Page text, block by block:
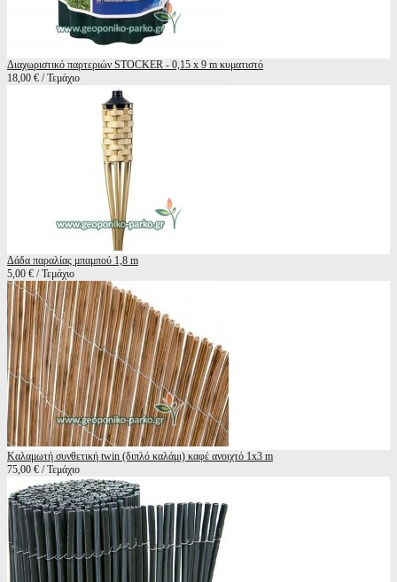
Διαχωριστικό παρτεριών STOCKER - 0,15 x 9 m κυματιστό
18,00 € / Τεμάχιο
Δάδα παραλίας μπαμπού 1,8 m
5,00 € / Τεμάχιο
Καλαμωτή συνθετική twin (διπλό καλάμι) καφέ ανοιχτό 1x3 m
75,00 € / Τεμάχιο